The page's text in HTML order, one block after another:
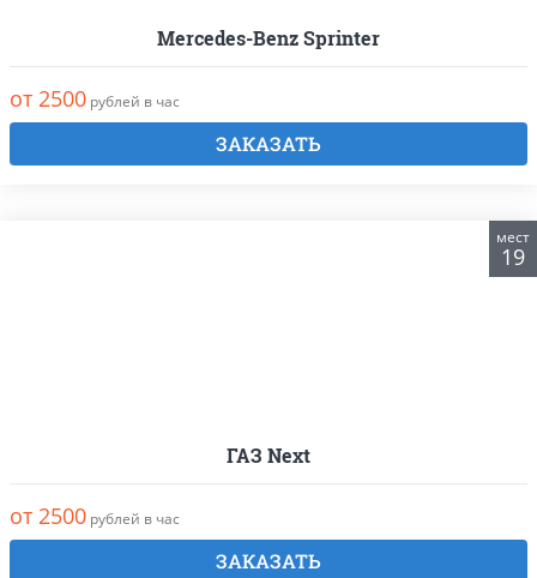
Mercedes-Benz Sprinter
от 2500 рублей в час
ЗАКАЗАТЬ
мест
19
ГАЗ Next
от 2500 рублей в час
ЗАКАЗАТЬ